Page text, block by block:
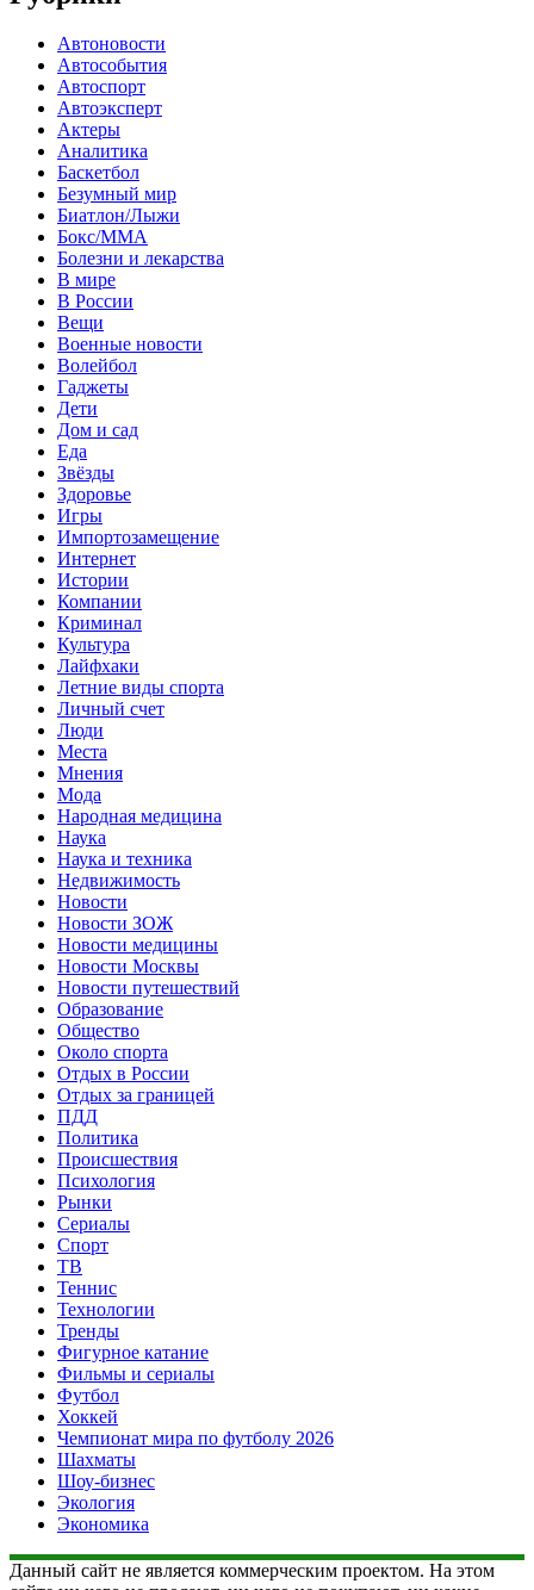
Автоновости
Автособытия
Автоспорт
Автоэксперт
Актеры
Аналитика
Баскетбол
Безумный мир
Биатлон/Лыжи
Бокс/MMA
Болезни и лекарства
В мире
В России
Вещи
Военные новости
Волейбол
Гаджеты
Дети
Дом и сад
Еда
Звёзды
Здоровье
Игры
Импортозамещение
Интернет
Истории
Компании
Криминал
Культура
Лайфхаки
Летние виды спорта
Личный счет
Люди
Места
Мнения
Мода
Народная медицина
Наука
Наука и техника
Недвижимость
Новости
Новости ЗОЖ
Новости медицины
Новости Москвы
Новости путешествий
Образование
Общество
Около спорта
Отдых в России
Отдых за границей
ПДД
Политика
Происшествия
Психология
Рынки
Сериалы
Спорт
ТВ
Теннис
Технологии
Тренды
Фигурное катание
Фильмы и сериалы
Футбол
Хоккей
Чемпионат мира по футболу 2026
Шахматы
Шоу-бизнес
Экология
Экономика
Данный сайт не является коммерческим проектом. На этом